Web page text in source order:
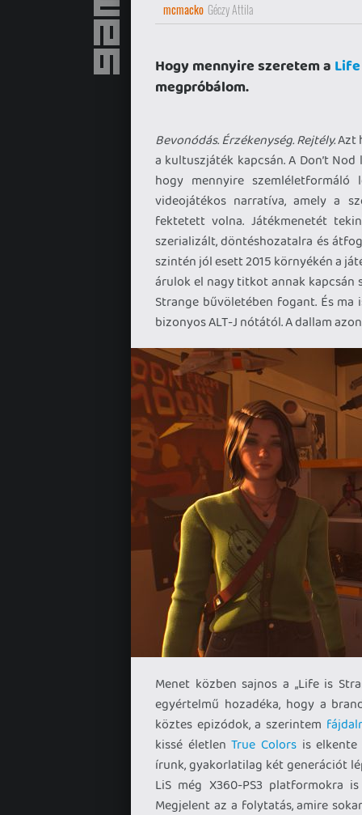
mcmacko Géczy Attila
Hogy mennyire szeretem a
megpróbálom.
Bevonódás. Érzékenység. Rejtély.Azt
a kultuszjáték kapcsán. A Don’t
hogy mennyire
videojátékos narratíva, amely a
fektetett volna. Játékmenetét
szerializált, döntéshozatalra és
szintén jól esett 2015 környékén a
árulok el nagy titkot annak kapcsán
Strange bűvöletében fogant. És
bizonyos ALT-J nótától. A dallam
Menet közben sajnos a „Life is
egyértelmű hozadéka, hogy a
köztes epizódok, a szerintem
kissé életlenTrue Colorsis elkente
írunk, gyakorlatilag két generációt
LiS még X360-PS3 platformokra
Megjelent az a folytatás, amire